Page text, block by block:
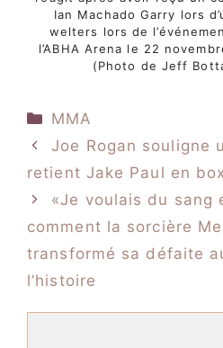
Ian Machado Garry lors
welters lors de
l’ABHA Arena le 22
(Photo de Jeff
Catégories
MMA
Joe Rogan souligne
retient Jake Paul en
«Je voulais du sang
comment la sorcière
transformé sa défaite
l’histoire